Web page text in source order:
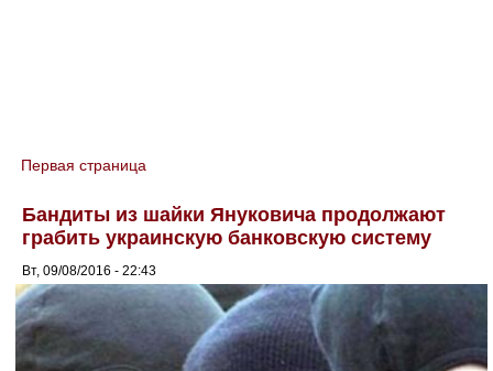
You are here
Первая страница
Бандиты из шайки Януковича продолжают
грабить украинскую банковскую систему
Вт, 09/08/2016 - 22:43